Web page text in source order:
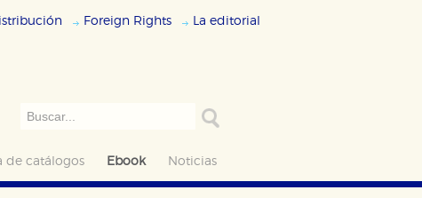
Foreign Rights La editorial
de catálogos Ebook Noticias